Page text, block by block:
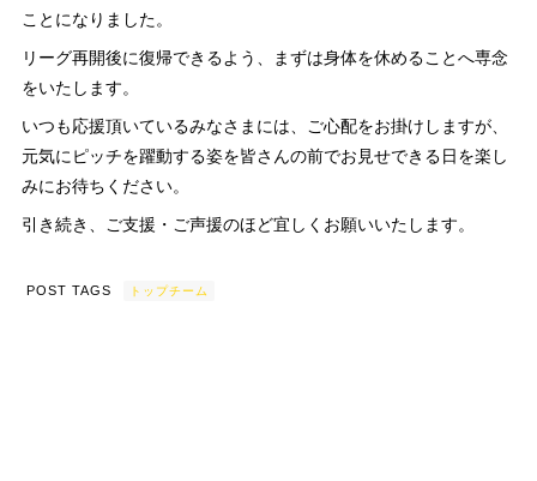
ことになりました。
リーグ再開後に復帰できるよう、まずは身体を休めることへ専念
をいたします。
いつも応援頂いているみなさまには、ご心配をお掛けしますが、
元気にピッチを躍動する姿を皆さんの前でお見せできる日を楽し
みにお待ちください。
引き続き、ご支援・ご声援のほど宜しくお願いいたします。
POST TAGS トップチーム